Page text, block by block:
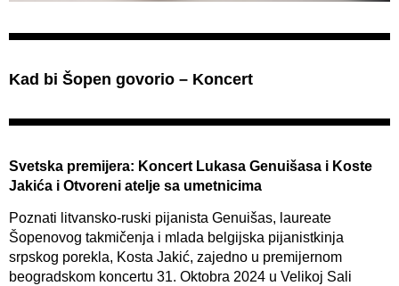
Kad bi Šopen govorio – Koncert
Svetska premijera: Koncert Lukasa Genuišasa i Koste
Jakića i Otvoreni atelje sa umetnicima
Poznati litvansko-ruski pijanista Genuišas, laureate
Šopenovog takmičenja i mlada belgijska pijanistkinja
srpskog porekla, Kosta Jakić, zajedno u premijernom
beogradskom koncertu 31. Oktobra 2024 u Velikoj Sali